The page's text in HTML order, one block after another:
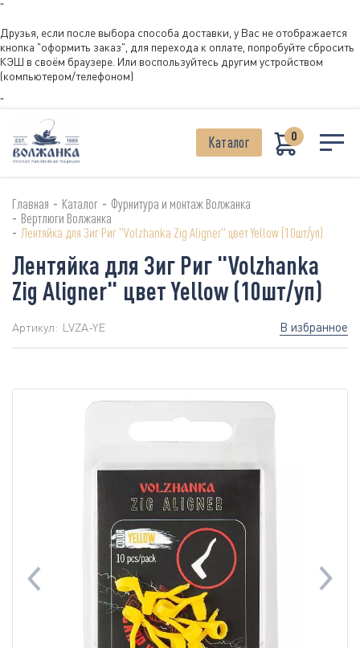
"
Друзья, если после выбора способа доставки, у Вас не отображается
кнопка "оформить заказ", для перехода к оплате, попробуйте сбросить
КЭШ в своём браузере. Или воспользуйтесь другим устройством
(компьютером/телефоном)
"
Каталог 0
Главная - Каталог - Фурнитура и монтаж Волжанка
- Вертлюги Волжанка
- Лентяйка для Зиг Риг "Volzhanka Zig Aligner" цвет Yellow (10шт/уп)
Лентяйка для Зиг Риг "Volzhanka
Zig Aligner" цвет Yellow (10шт/уп)
Артикул: LVZA-YE В избранное